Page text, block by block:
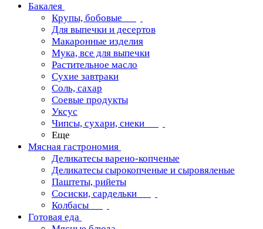
Бакалея
Крупы, бобовые
Для выпечки и десертов
Макаронные изделия
Мука, все для выпечки
Растительное масло
Сухие завтраки
Соль, сахар
Соевые продукты
Уксус
Чипсы, сухари, снеки
Еще
Мясная гастрономия
Деликатесы варено-копченые
Деликатесы сырокопченые и сыровяленые
Паштеты, рийеты
Сосиски, сардельки
Колбасы
Готовая еда